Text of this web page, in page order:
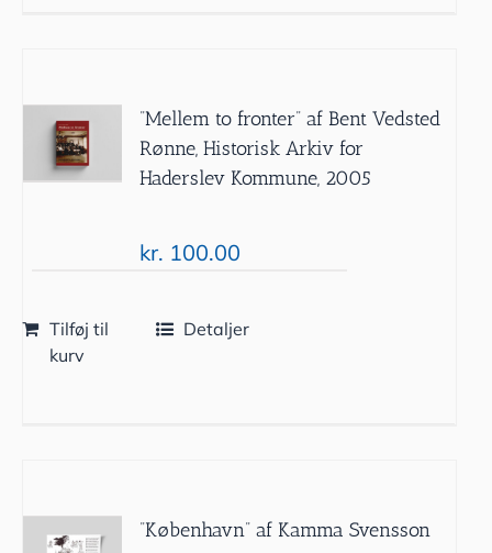
”Mellem to fronter” af Bent Vedsted
Rønne, Historisk Arkiv for
Haderslev Kommune, 2005
kr. 100.00
Tilføj til
kurv
Detaljer
”København” af Kamma Svensson